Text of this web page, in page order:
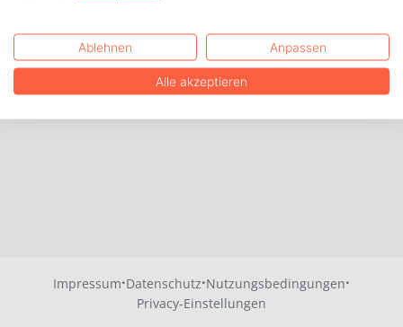
Impressum·Datenschutz·Nutzungsbedingungen·
Privacy-Einstellungen
Ablehnen Anpassen
Alle akzeptieren